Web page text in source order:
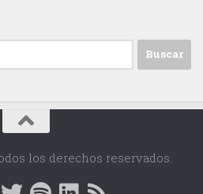
los derechos reservados.